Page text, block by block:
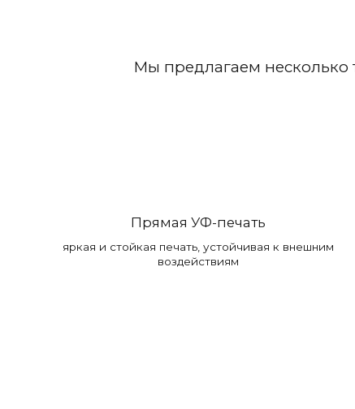
Мы предлагаем несколько
Прямая УФ-печать
яркая и стойкая печать, устойчивая к внешним
воздействиям